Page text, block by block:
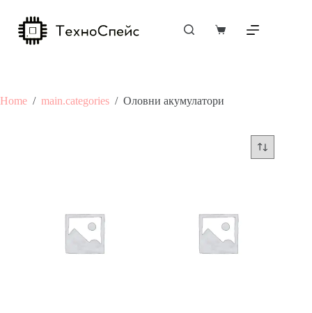
content
Shopping
Home / main.categories / Оловни акумулатори